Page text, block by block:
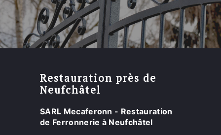
Restauration près de
Neufchâtel
SARL Mecaferonn - Restauration
de Ferronnerie à Neufchâtel